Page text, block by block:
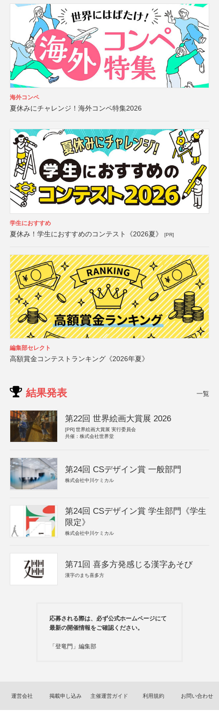
海外コンペ
夏休みにチャレンジ！海外コンペ特集2026
学生におすすめ
夏休み！学生におすすめのコンテスト《2026夏》 [PR]
編集部セレクト
高額賞金コンテストランキング《2026年夏》
結果発表 一覧
第22回 世界絵画大賞展 2026
[PR] 世界絵画大賞展 実行委員会
共催：株式会社世界堂
第24回 CSデザイン賞 一般部門
株式会社中川ケミカル
第24回 CSデザイン賞 学生部門《学生
限定》
株式会社中川ケミカル
第71回 喜多方発感じる漢字あそび
漢字のまち喜多方
応募される際は、必ず公式ホームページにて
最新の開催情報をご確認ください。
「登竜門」編集部
運営会社 掲載申し込み 主催運営ガイド 利用規約 お問い合わせ